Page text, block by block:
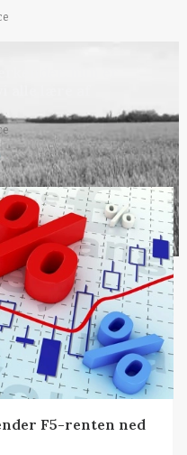
hun er
alle lære af
F5-renten ned